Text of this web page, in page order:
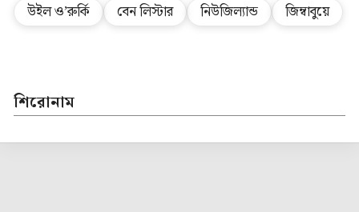
উইল ও’রুর্কি বেন লিস্টার নিউজিল্যান্ড জিম্বাবুয়ে
শিরোনাম